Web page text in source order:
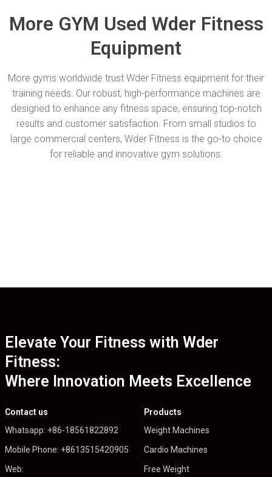
More GYM Used Wder Fitness
Equipment
More gyms worldwide trust Wder Fitness equipment for their
training needs. Our robust, high-performance machines are
designed to enhance any fitness space, ensuring top-notch
results and customer satisfaction. From small studios to
large commercial centers, Wder Fitness is the go-to choice
for reliable and innovative gym solutions.
Elevate Your Fitness with Wder
Fitness:
Where Innovation Meets Excellence
Contact us
Whatsapp: +86-18561822892
Mobile Phone: +8613515420905
Web:
Products
Weight Machines
Cardio Machines
Free Weight